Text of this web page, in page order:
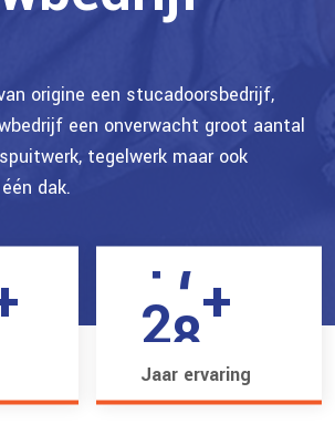
origine een stucadoorsbedrijf,
een onverwacht groot aantal
tegelwerk maar ook
dak.
0
1
2
7
8
0
1+
Jaar ervaring